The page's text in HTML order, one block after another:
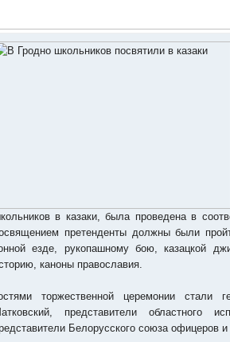
в казаки, была проведена в
претенденты должны были
езде, рукопашному бою, казацкой
каноны православия.
торжественной церемонии
представители областного
Белорусского союза офицеров